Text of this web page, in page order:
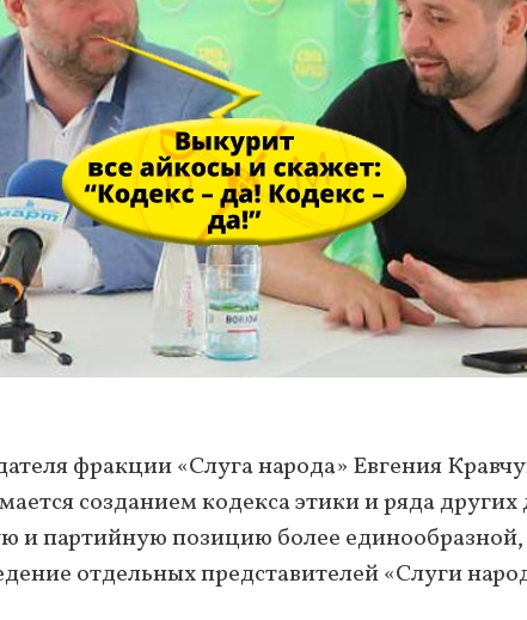
фракции «Слуга народа» Евгения
созданием кодекса этики и ряда
и партийную позицию более единообразной,
отдельных представителей «Слуги